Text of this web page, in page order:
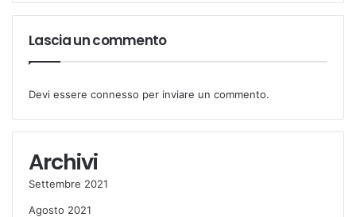
:
Lascia un commento
Devi essere connesso per inviare un commento.
Archivi
Settembre 2021
Agosto 2021